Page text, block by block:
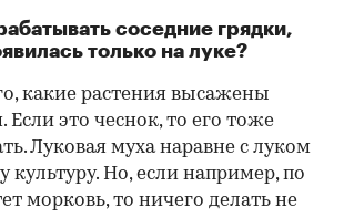
соседние грядки,
только на луке?
какие растения высажены
Если это чеснок, то его тоже
Луковая муха наравне с луком
культуру. Но, если например, по
морковь, то ничего делать не